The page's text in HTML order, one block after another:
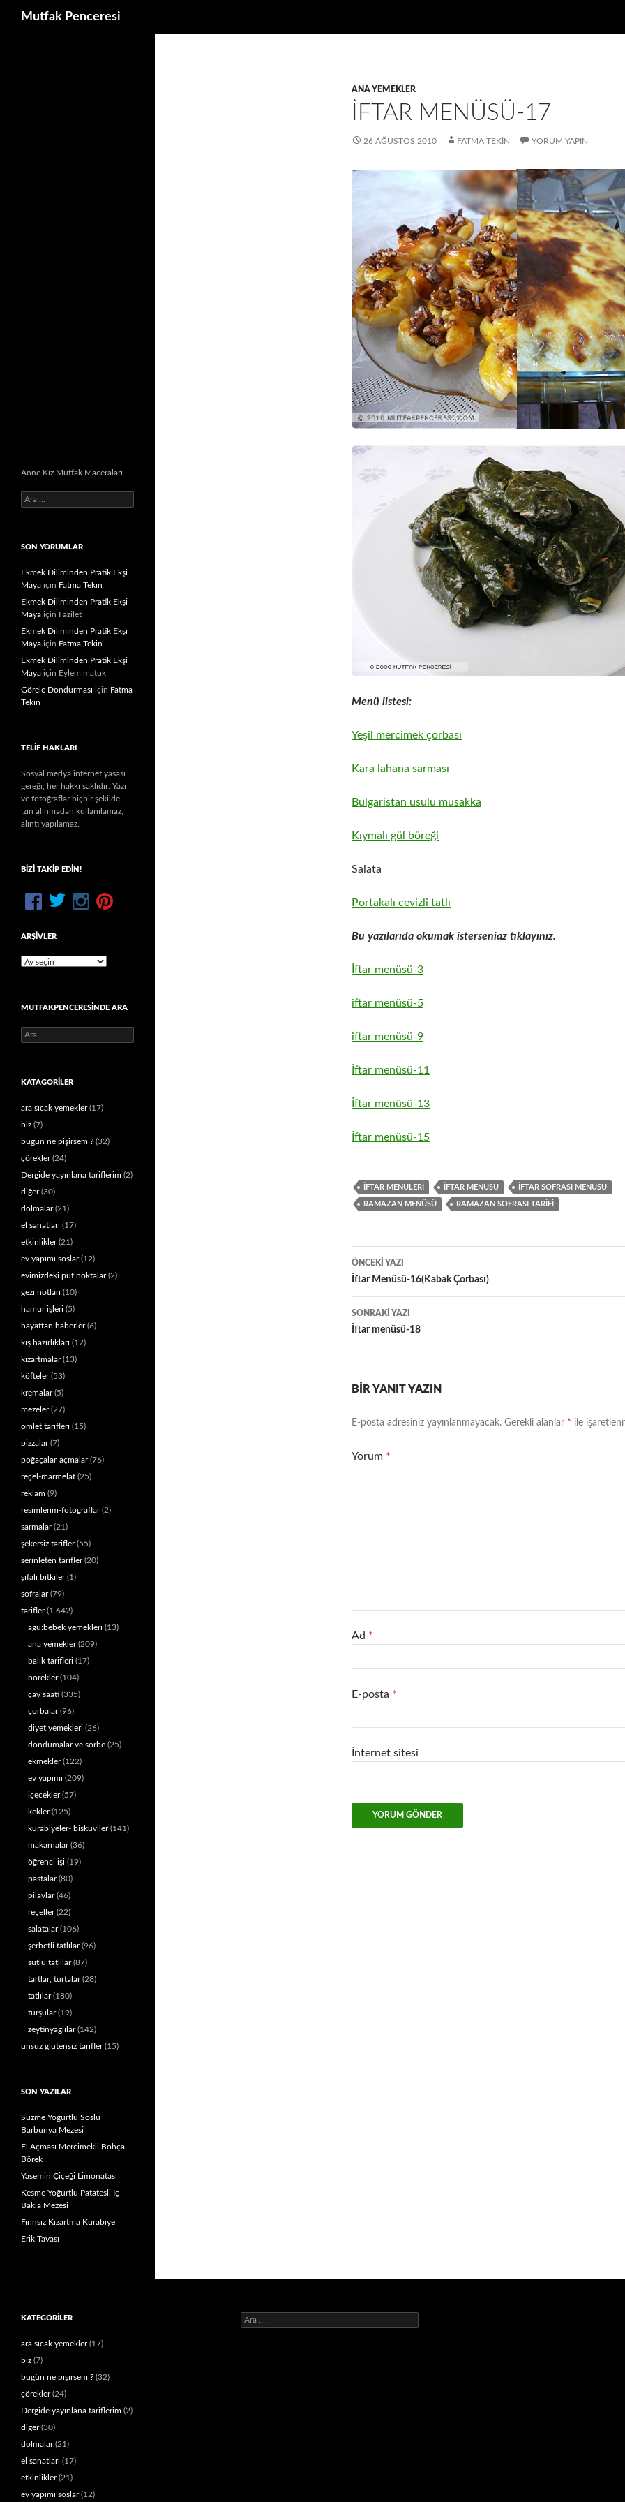
Mutfak Penceresi
ANA YEMEKLER
İFTAR MENÜSÜ-17
26 AĞUSTOS 2010 FATMA TEKIN YORUM YAPIN
Menü listesi:
Yeşil mercimek çorbası
Kara lahana sarması
Bulgaristan usulu musakka
Kıymalı gül böreği
Salata
Portakalı cevizli tatlı
Bu yazılarıda okumak isterseniaz tıklayınız.
İftar menüsü-3
iftar menüsü-5
iftar menüsü-9
İftar menüsü-11
İftar menüsü-13
İftar menüsü-15
IFTAR MENÜLERI IFTAR MENÜSÜ IFTAR SOFRASI MENÜSÜ
RAMAZAN MENÜSÜ RAMAZAN SOFRASI TARIFI
Yazı
dolaşımı
ÖNCEKI YAZI
İftar Menüsü-16(Kabak Çorbası)
SONRAKI YAZI
İftar menüsü-18
BIR YANIT YAZIN
E-posta adresiniz yayınlanmayacak. Gerekli alanlar * ile
Yorum *
Ad *
E-posta *
İnternet sitesi
Anne Kız Mutfak Maceraları…
Arama:
SON YORUMLAR
Ekmek Diliminden Pratik Ekşi
Maya için Fatma Tekin
Ekmek Diliminden Pratik Ekşi
Maya için Fazilet
Ekmek Diliminden Pratik Ekşi
Maya için Fatma Tekin
Ekmek Diliminden Pratik Ekşi
Maya için Eylem matuk
Görele Dondurması için Fatma
Tekin
TELIF HAKLARI
Sosyal medya internet yasası
gereği, her hakkı saklıdır. Yazı
ve fotoğraflar hiçbir şekilde
izin alınmadan kullanılamaz,
alıntı yapılamaz.
BIZI TAKIP EDIN!
ARŞIVLER
Arşivler
MUTFAKPENCERESINDE ARA
Arama:
KATAGORILER
ara sıcak yemekler(17)
biz (7)
bugün ne pişirsem ? (32)
çörekler(24)
Dergide yayınlana tariflerim (2)
diğer(30)
dolmalar(21)
el sanatları (17)
etkinlikler(21)
ev yapımı soslar(12)
evimizdeki püf noktalar(2)
gezi notları (10)
hamur işleri (5)
hayattan haberler(6)
kış hazırlıkları (12)
kızartmalar(13)
köfteler(53)
kremalar(5)
mezeler(27)
omlet tarifleri (15)
pizzalar(7)
poğaçalar-açmalar(76)
reçel-marmelat (25)
reklam (9)
resimlerim-fotograflar(2)
sarmalar(21)
şekersiz tarifler(55)
serinleten tarifler(20)
şifalı bitkiler(1)
sofralar(79)
tarifler(1.642)
agu:bebek yemekleri (13)
ana yemekler(209)
balık tarifleri (17)
börekler(104)
çay saati (335)
çorbalar(96)
diyet yemekleri (26)
dondumalar ve sorbe (25)
ekmekler(122)
ev yapımı (209)
içecekler(57)
kekler(125)
kurabiyeler- bisküviler(141)
makarnalar(36)
öğrenci işi (19)
pastalar(80)
pilavlar(46)
reçeller(22)
salatalar(106)
şerbetli tatlılar(96)
sütlü tatlılar(87)
tartlar, turtalar(28)
tatlılar(180)
turşular(19)
zeytinyağlılar(142)
unsuz glutensiz tarifler(15)
SON YAZILAR
Süzme Yoğurtlu Soslu
Barbunya Mezesi
El Açması Mercimekli Bohça
Börek
Yasemin Çiçeği Limonatası
Kesme Yoğurtlu Patatesli İç
Bakla Mezesi
Fırınsız Kızartma Kurabiye
Erik Tavası
KATEGORILER
ara sıcak yemekler(17)
biz (7)
bugün ne pişirsem ? (32)
çörekler(24)
Dergide yayınlana tariflerim (2)
diğer(30)
dolmalar(21)
el sanatları (17)
etkinlikler(21)
ev yapımı soslar(12)
Arama: